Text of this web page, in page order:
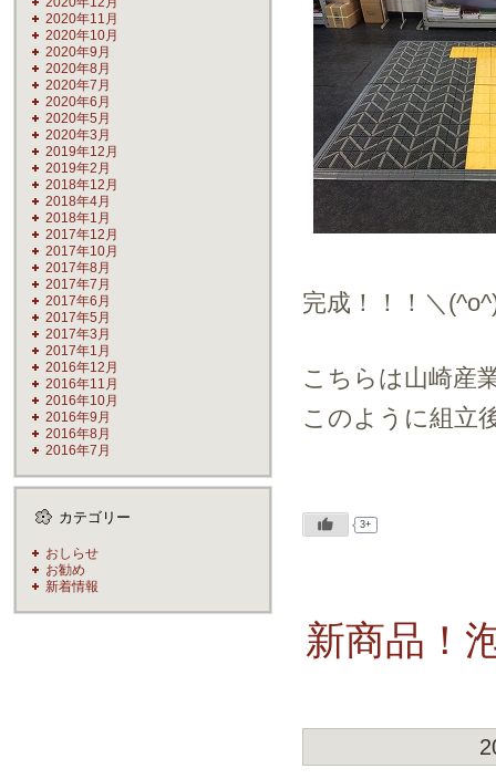
2020年11月
2020年10月
2020年9月
2020年8月
2020年7月
2020年6月
2020年5月
2020年3月
2019年12月
2019年2月
2018年12月
2018年4月
2018年1月
2017年12月
2017年10月
2017年8月
2017年7月
2017年6月
2017年5月
2017年3月
2017年1月
2016年12月
2016年11月
2016年10月
2016年9月
2016年8月
2016年7月
カテゴリー
おしらせ
お勧め
新着情報
完成！！！＼
こちらは山崎産
このように組立
3+
新商品！